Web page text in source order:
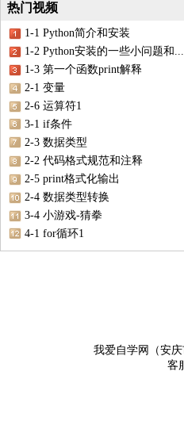
热门视频
1-1 Python简介和安装
1-2 Python安装的一些小问题和...
1-3 第一个函数print解释
2-1 变量
2-6 运算符1
3-1 if条件
2-3 数据类型
2-2 代码格式规范和注释
2-5 print格式化输出
2-4 数据类型转换
3-4 小游戏-猜拳
4-1 for循环1
我爱自学网（安
客